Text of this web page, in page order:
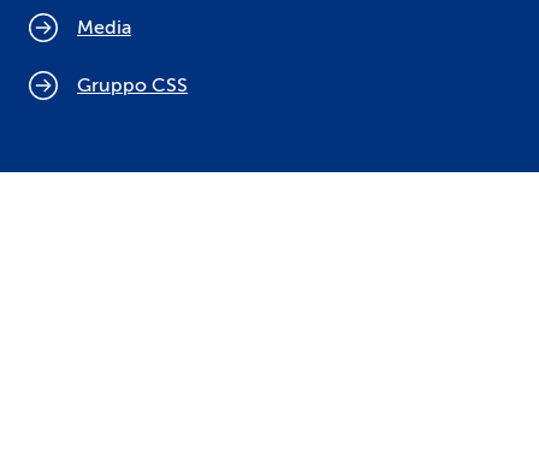
Media
Gruppo CSS